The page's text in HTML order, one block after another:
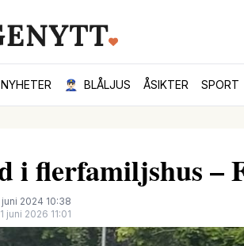
NYHETER 👮🏻‍♂️ BLÅLJUS ÅSIKTER SPORT
i flerfamiljshus –
2024 10:38
juni 2026 11:01